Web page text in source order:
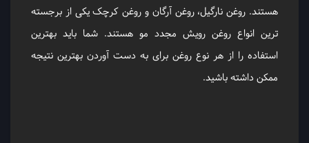
هستند. روغن نارگیل، روغن آرگان و روغن کرچک یکی از برجسته
ترین انواع روغن رویش مجدد مو هستند. شما باید بهترین
استفاده را از هر نوع روغن برای به دست آوردن بهترین نتیجه
ممکن داشته باشید.